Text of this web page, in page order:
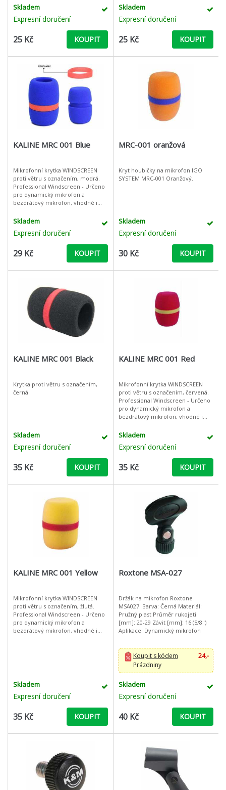
Skladem
Expresní doručení
25 Kč KOUPIT
modelu mikrofonu).Perfektní filtr -
Skladem
Expresní doručení
25 Kč KOUPIT
KALINE MRC 001 Blue
Mikrofonní krytka WINDSCREEN
proti větru s označením, modrá.
Professional Windscreen - Určeno
pro dynamický mikrofon a
bezdrátový mikrofon, vhodné i
trhu (závisí na modelu mikrofonu).
Skladem
Expresní doručení
29 Kč KOUPIT
MRC-001 oranžová
Kryt houbičky na mikrofon IGO
SYSTEM MRC-001 Oranžový.
Skladem
Expresní doručení
30 Kč KOUPIT
KALINE MRC 001 Black
Krytka proti větru s označením,
černá.
Skladem
Expresní doručení
35 Kč KOUPIT
KALINE MRC 001 Red
Mikrofonní krytka WINDSCREEN
proti větru s označením, červená.
Professional Windscreen - Určeno
pro dynamický mikrofon a
bezdrátový mikrofon, vhodné i
trhu (závisí na modelu mikrofonu).
Skladem
Expresní doručení
35 Kč KOUPIT
KALINE MRC 001 Yellow
Mikrofonní krytka WINDSCREEN
proti větru s označením, žlutá.
Professional Windscreen - Určeno
pro dynamický mikrofon a
bezdrátový mikrofon, vhodné i
Skladem
Expresní doručení
35 Kč KOUPIT
Roxtone MSA-027
Držák na mikrofon Roxtone
MSA027. Barva: Černá Materiál:
Pružný plast Průměr rukojeti
[mm]: 20-29 Závit [mm]: 16 (5/8")
Aplikace: Dynamický mikrofon
Koupit s kódem
24,-
Prázdniny
Skladem
Expresní doručení
40 Kč KOUPIT